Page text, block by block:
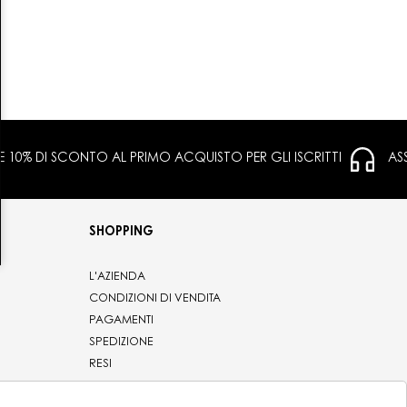
E 10% DI SCONTO AL PRIMO ACQUISTO PER GLI ISCRITTI
SHOPPING
L'AZIENDA
CONDIZIONI DI VENDITA
PAGAMENTI
SPEDIZIONE
RESI